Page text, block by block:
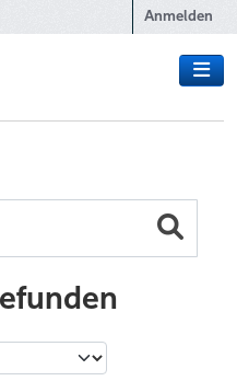
Anmelden